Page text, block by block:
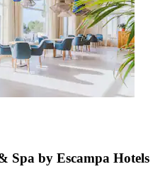
Spa by Escampa Hotels